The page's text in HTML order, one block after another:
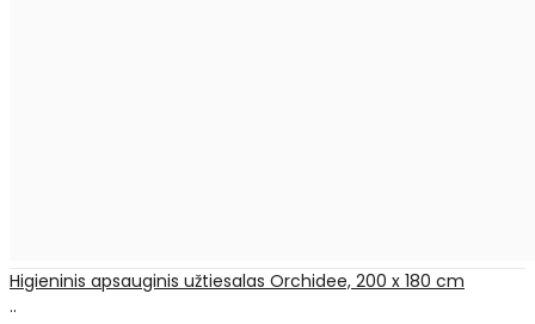
Higieninis apsauginis užtiesalas Orchidee, 200 x 180 cm
..